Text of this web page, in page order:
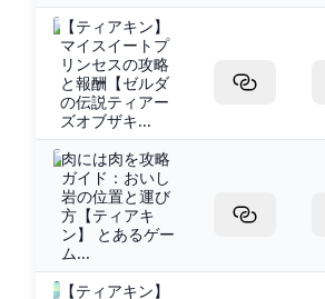
【ティアキン】
マイスイートプ
リンセスの攻略
と報酬【ゼルダ
の伝説ティアー
ズオブザキ...
肉には肉を攻略
ガイド：おいし
岩の位置と運び
方【ティアキ
ン】 とあるゲー
ム...
【ティアキン】